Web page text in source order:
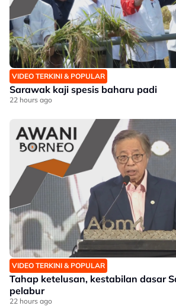
VIDEO TERKINI & POPULAR
Sarawak kaji spesis baharu padi
22 hours ago
VIDEO TERKINI & POPULAR
Tahap ketelusan, kestabilan dasar
pelabur
22 hours ago